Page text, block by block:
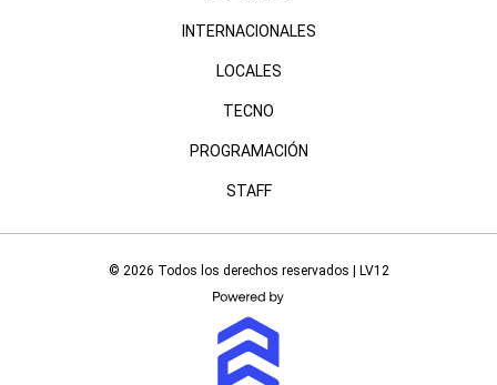
INTERNACIONALES
LOCALES
TECNO
PROGRAMACIÓN
STAFF
© 2026 Todos los derechos reservados | LV12